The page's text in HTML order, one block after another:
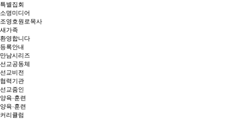
특별집회
소명미디어
조영호원로목사
새가족
환영합니다
등록안내
만남시리즈
선교공동체
선교비전
협력기관
선교줌인
양육·훈련
양육·훈련
커리큘럼